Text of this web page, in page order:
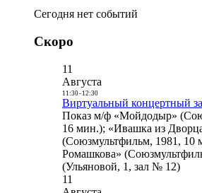
Сегодня нет событий
Скоро
11
Августа
11:30- 12:30
Виртуальный концертный
Показ м/ф «Мойдодыр»
16 мин.); «Ивашка из
(Союзмультфильм, 1981, 10
Ромашкова»
(Ульяновой, 1, зал № 12)
11